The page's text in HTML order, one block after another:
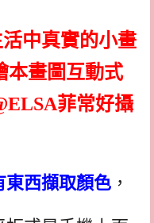
東西擷取顏色 ，